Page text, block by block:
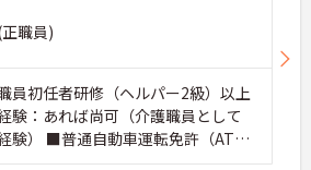
職員)
員初任者研修（ヘルパー2級）以上
験：あれば尚可（介護職員として
験） ■普通自動車運転免許（AT限
あれば尚可